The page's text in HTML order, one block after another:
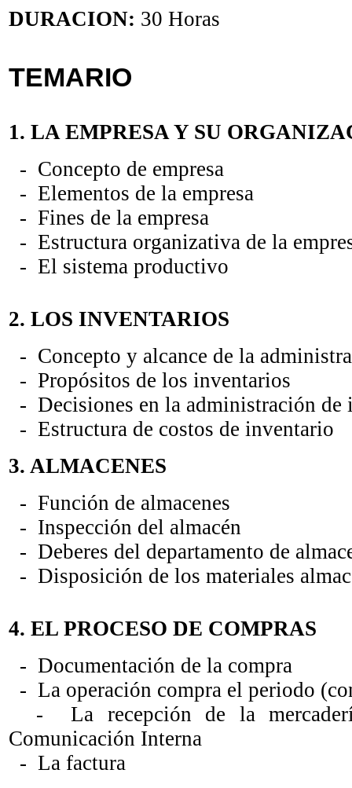
DURACION: 30 Horas
TEMARIO
1. LA EMPRESA Y SU
- Concepto de empresa
- Elementos de la empresa
- Fines de la empresa
- Estructura organizativa de la
- El sistema productivo
2. LOS INVENTARIOS
- Concepto y alcance de la
- Propósitos de los inventarios
- Decisiones en la administración de
- Estructura de costos de inventario
3. ALMACENES
- Función de almacenes
- Inspección del almacén
- Deberes del departamento de
- Disposición de los materiales
4. EL PROCESO DE COMPRAS
- Documentación de la compra
- La operación compra el periodo
- La recepción de la
Comunicación Interna
- La factura